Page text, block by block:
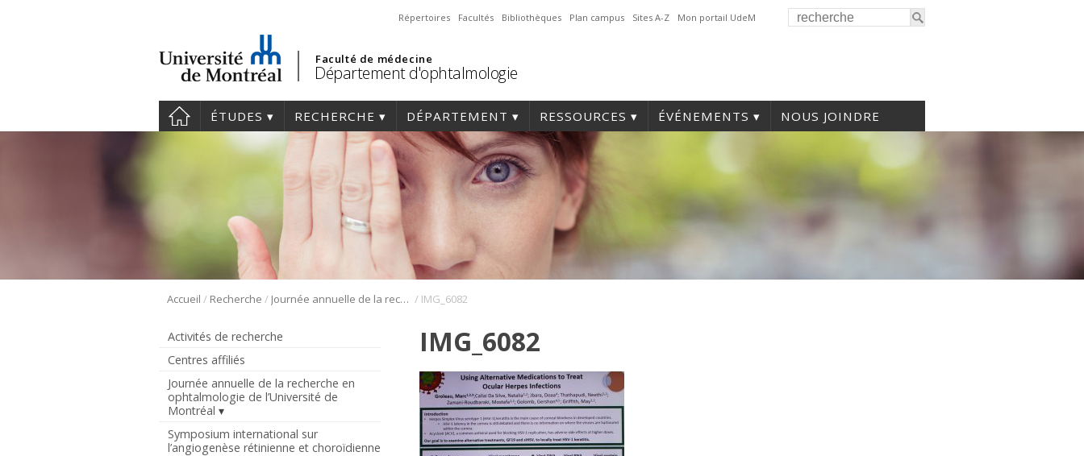
Répertoires Facultés Bibliothèques Plan campus Sites A-Z Mon portail UdeM
Faculté de médecine
Département d'ophtalmologie
ÉTUDES RECHERCHE DÉPARTEMENT RESSOURCES ÉVÉNEMENTS NOUS JOINDRE
Accueil / Recherche / Journée annuelle de la recherche en ophtalmologie de l’Université de Montréal / IMG_6082
Activités de recherche
Centres affiliés
Journée annuelle de la recherche en
ophtalmologie de l’Université de
Montréal
Symposium international sur
l’angiogenèse rétinienne et choroïdienne
IMG_6082